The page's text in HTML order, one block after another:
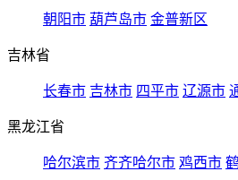
朝阳市 葫芦岛市 金普新区
吉林省
长春市 吉林市 四平市 辽源市
黑龙江省
哈尔滨市 齐齐哈尔市 鸡西市